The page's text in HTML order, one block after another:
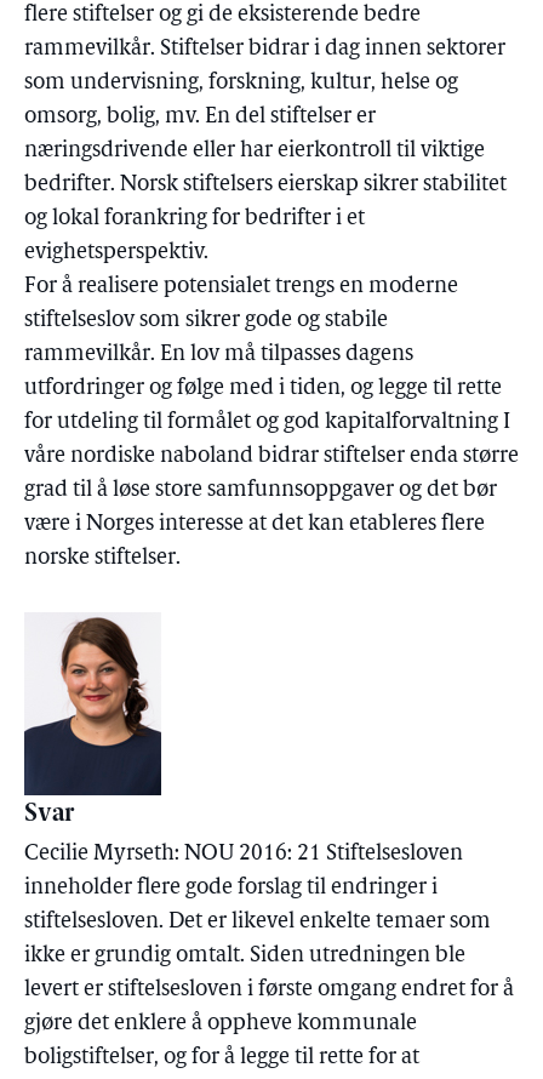
flere stiftelser og gi de eksisterende bedre
rammevilkår. Stiftelser bidrar i dag innen sektorer
som undervisning, forskning, kultur, helse og
omsorg, bolig, mv. En del stiftelser er
næringsdrivende eller har eierkontroll til viktige
bedrifter. Norsk stiftelsers eierskap sikrer stabilitet
og lokal forankring for bedrifter i et
evighetsperspektiv.
For å realisere potensialet trengs en moderne
stiftelseslov som sikrer gode og stabile
rammevilkår. En lov må tilpasses dagens
utfordringer og følge med i tiden, og legge til rette
for utdeling til formålet og god kapitalforvaltning I
våre nordiske naboland bidrar stiftelser enda større
grad til å løse store samfunnsoppgaver og det bør
være i Norges interesse at det kan etableres flere
norske stiftelser.
Svar
Cecilie Myrseth: NOU 2016: 21 Stiftelsesloven
inneholder flere gode forslag til endringer i
stiftelsesloven. Det er likevel enkelte temaer som
ikke er grundig omtalt. Siden utredningen ble
levert er stiftelsesloven i første omgang endret for å
gjøre det enklere å oppheve kommunale
boligstiftelser, og for å legge til rette for at